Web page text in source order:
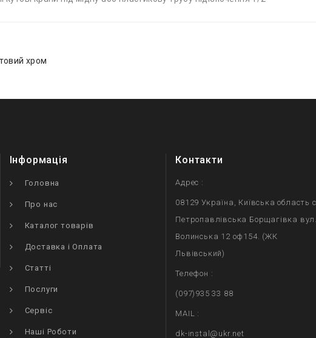
хром
Інформація
Головна
Про нас
Каталог товарів
Доставка і Оплата
Статті
Послуги
Сервіс
Наші Роботи
Контакти
Адрес :
08129 Україна, Київська область
Петропавлівська Борщагівка
Волинська 12 оф154. (ЖК
Львівський)
Телефон :
(097)935 33 88
MAIL :
dk-instal@ukr.net